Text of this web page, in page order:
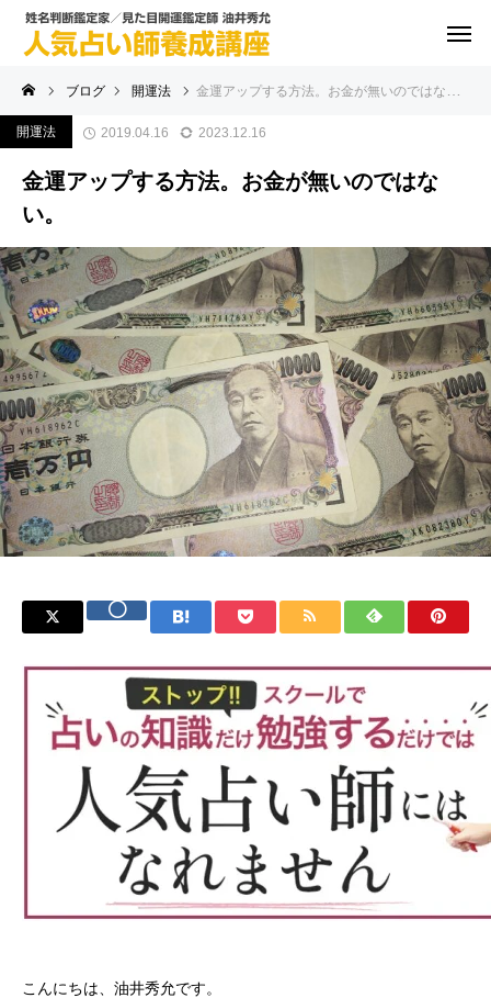
ブログ 開運法 金運アップする方法。お金が無いのではない。
開運法 2019.04.16 2023.12.16
金運アップする方法。お金が無いのではな
い。
こんにちは、油井秀允です。